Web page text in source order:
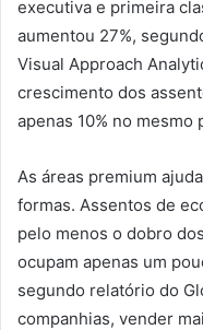
executiva e primeira
aumentou 27%,
Visual Approach
crescimento dos
apenas 10% no mesmo
As áreas premium
formas. Assentos de
pelo menos o dobro
ocupam apenas um
segundo relatório do
companhias, vender